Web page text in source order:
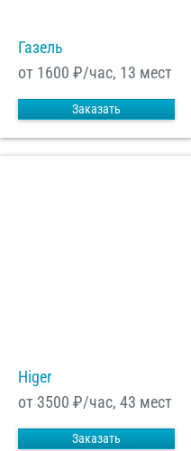
Газель
от 1600 ₽/час, 13 мест
Заказать
Higer
от 3500 ₽/час, 43 мест
Заказать
обработку